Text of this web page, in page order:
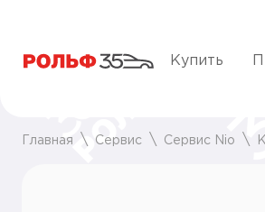
Купить
Главная Сервис Сервис Nio